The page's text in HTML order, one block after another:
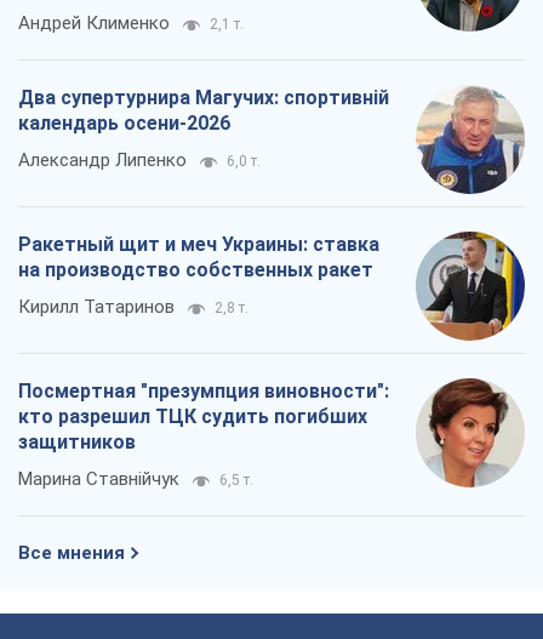
Андрей Клименко 2,1 т.
Два супертурнира Магучих: спортивній
календарь осени-2026
Александр Липенко 6,0 т.
Ракетный щит и меч Украины: ставка
на производство собственных ракет
Кирилл Татаринов 2,8 т.
Посмертная "презумпция виновности":
кто разрешил ТЦК судить погибших
защитников
Марина Ставнійчук 6,5 т.
Все мнения